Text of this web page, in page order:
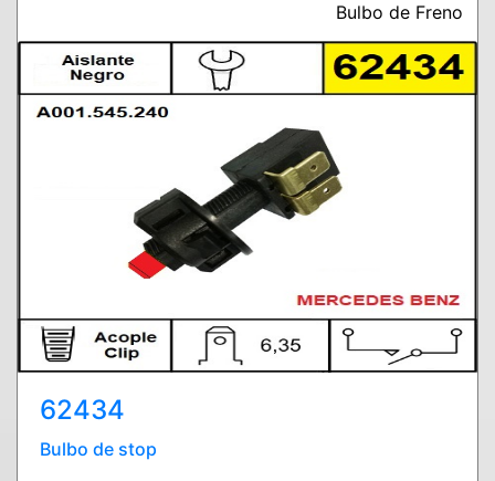
Bulbo de Freno
62434
Bulbo de stop